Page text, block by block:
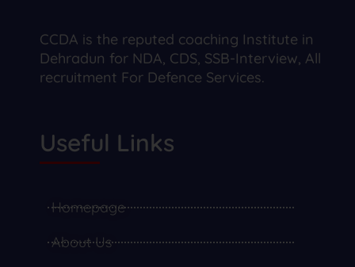
CCDA is the reputed coaching Institute in
Dehradun for NDA, CDS, SSB-Interview, All
recruitment For Defence Services.
Useful Links
Homepage
About Us